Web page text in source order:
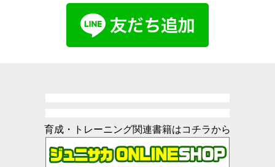
育成・トレーニング関連書籍はコチラから